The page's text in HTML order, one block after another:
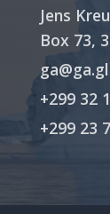
Jens
Box 73,
ga@ga.gl
+299 32
+299 23